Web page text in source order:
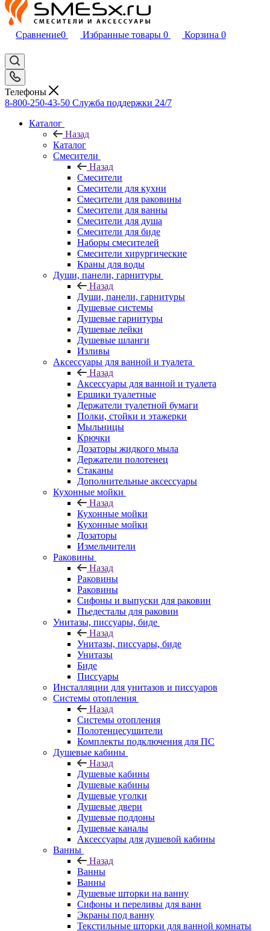
Сравнение0 Избранные товары 0 Корзина 0
Телефоны
8-800-250-43-50 Служба поддержки 24/7
Каталог
Назад
Каталог
Смесители
Назад
Смесители
Смесители для кухни
Смесители для раковины
Смесители для ванны
Смесители для душа
Смесители для биде
Наборы смесителей
Смесители хирургические
Краны для воды
Души, панели, гарнитуры
Назад
Души, панели, гарнитуры
Душевые системы
Душевые гарнитуры
Душевые лейки
Душевые шланги
Изливы
Аксессуары для ванной и туалета
Назад
Аксессуары для ванной и туалета
Ершики туалетные
Держатели туалетной бумаги
Полки, стойки и этажерки
Мыльницы
Крючки
Дозаторы жидкого мыла
Держатели полотенец
Стаканы
Дополнительные аксессуары
Кухонные мойки
Назад
Кухонные мойки
Кухонные мойки
Дозаторы
Измельчители
Раковины
Назад
Раковины
Раковины
Сифоны и выпуски для раковин
Пьедесталы для раковин
Унитазы, писсуары, биде
Назад
Унитазы, писсуары, биде
Унитазы
Биде
Писсуары
Инсталляции для унитазов и писсуаров
Системы отопления
Назад
Системы отопления
Полотенцесушители
Комплекты подключения для ПС
Душевые кабины
Назад
Душевые кабины
Душевые кабины
Душевые уголки
Душевые двери
Душевые поддоны
Душевые каналы
Аксессуары для душевой кабины
Ванны
Назад
Ванны
Ванны
Душевые шторки на ванну
Сифоны и переливы для ванн
Экраны под ванну
Текстильные шторки для ванной комнаты